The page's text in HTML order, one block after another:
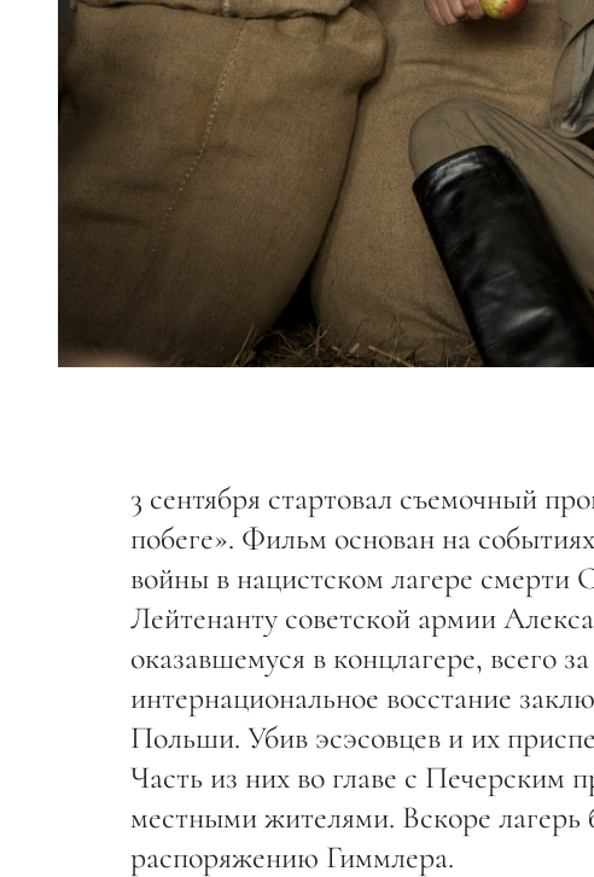
3 сентября стартовал съемочный
побеге». Фильм основан на
войны в нацистском лагере
Лейтенанту советской армии
оказавшемуся в концлагере, всего
интернациональное восстание
Польши. Убив эсэсовцев и их
Часть из них во главе с Печерским
местными жителями. Вскоре
распоряжению Гиммлера.